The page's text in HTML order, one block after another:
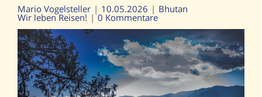
Mario Vogelsteller 10.05.2026 Bhutan
Wir leben Reisen! 0 Kommentare